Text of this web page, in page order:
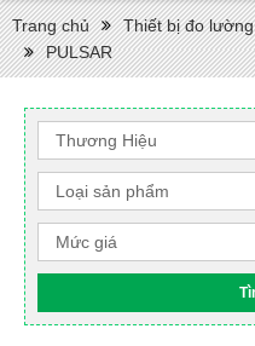
Trang chủ Thiết bị đo lường
PULSAR